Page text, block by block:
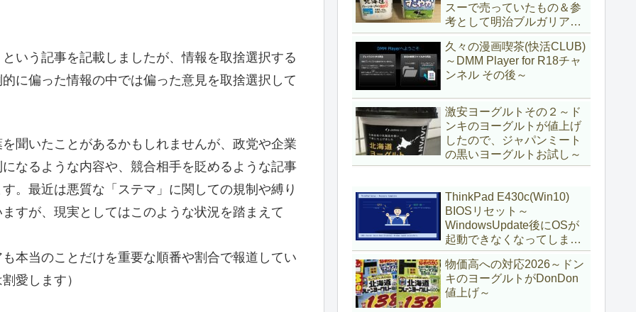
という記事を記載しましたが、情報を取捨選択する
に偏った情報の中では偏った意見を取捨選択して
聞いたことがあるかもしれませんが、政党や企業
なるような内容や、競合相手を貶めるような記事
。最近は悪質な「ステマ」に関しての規制や縛り
すが、現実としてはこのような状況を踏まえて
本当のことだけを重要な順番や割合で報道してい
愛します）
スーで売っていたもの＆参
考として明治ブルガリアヨ
ーグルト)
久々の漫画喫茶(快活CLUB)
～DMM Player for R18チャ
ンネル その後～
激安ヨーグルトその２～ド
ンキのヨーグルトが値上げ
したので、ジャパンミート
の黒いヨーグルトお試し～
ThinkPad E430c(Win10)
BIOSリセット～
WindowsUpdate後にOSが
起動できなくなってしまい
復旧～
物価高への対応2026～ドン
キのヨーグルトがDonDon
値上げ～